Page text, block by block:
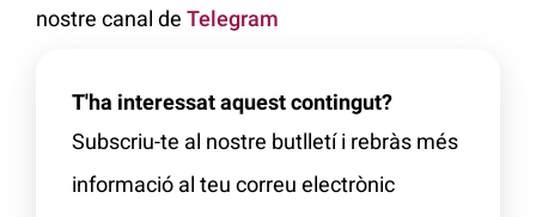
nostre canal de Telegram
T'ha interessat aquest contingut?
Subscriu-te al nostre butlletí i rebràs més
informació al teu correu electrònic